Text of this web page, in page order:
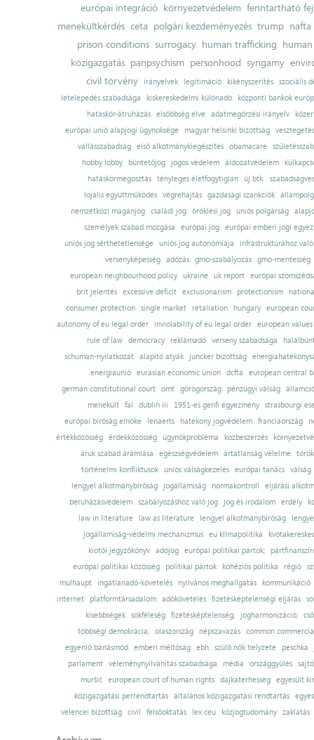
európai integráció környezetvédelem fenntartható
menekültkérdés ceta polgári kezdeményezés trump nafta
prison conditions surrogacy human trafficking
közigazgatás panpsychism personhood syngamy
civil törvény
irányelvek legitimáció kikényszerítés szociális
letelepedés szabadsága
kiskereskedelmi különadó
központi bankok
hatáskör-átruházás
elsőbbség elve adatmegőrzési irányelv
európai unió alapjogi ügynoksége
magyar helsinki bizottság
vesztegetés
vallásszabadság
első alkotmánykiegészítés obamacare
hobby lobby
büntetőjog jogos védelem áldozatvédelem
hatáskörmegosztás tényleges életfogytiglan új btk.
lojális együttműködés
végrehajtás gazdasági szankciók
nemzetközi magánjog
családi jog öröklési jog uniós polgárság
személyek szabad mozgása
európai jog európai emberi jogi
uniós jog sérthetetlensége uniós jog autonómiája
infrastruktúrához
versenyképesség adózás gmo-szabályozás gmo-mentesség
european neighbourhood policy
ukraine uk report
európai
brit jelentés excessive deficit exclusionarism protectionism
consumer protection
single market retaliation hungary
european
autonomy of eu legal order
inviolability of eu legal order
european values
rule of law
democracy reklámadó verseny szabadsága
schuman-nyilatkozat alapító atyák juncker bizottság
energiaunió eurasian economic union dcfta
european central
german constitutional court
omt görögország pénzügyi válság
menekült
fal dublin iii 1951-es genfi egyezmény
strasbourgi
európai bíróság elnöke
lenaerts hatékony jogvédelem franciaország
értékközösség
érdekközösség ügynökprobléma közbeszerzés
áruk szabad áramlása
egészségvédelem ártatlanság vélelme
történelmi konfliktusok uniós válságkezelés európai tanács válság
lengyel alkotmánybíróság
jogállamiság normakontroll
eljárási
beruházásvédelem
szabályozáshoz való jog jog és irodalom erdély
law in literature
law as literature lengyel alkotmánybíróság
jogállamiság-védelmi mechanizmus
eu klímapolitika
kiotói jegyzőkönyv adójog európai politikai pártok;
európai politikai közösség
politikai pártok kohéziós politika régió
mulhaupt
ingatlanadó-követelés nyilvános meghallgatás
kommunikáció
internet
platformtársadalom adókövetelés fizetésképtelenségi eljárás
kisebbségek sokféleség fizetésképtelenség; jogharmonizáció;
többségi demokrácia; olaszország népszavazás common
egyenlő bánásmód emberi méltóság ebh szülő nők helyzete
peschka
parlament
véleménynyilvánítás szabadsága média országgyűlés
muršić
european court of human rights dajkaterhesség
egyesült
közigazgatási perrendtartás
általános közigazgatási rendtartás
velencei bizottság
civil felsőoktatás lex ceu közjogtudomány zaklatás